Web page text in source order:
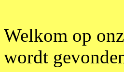
Welkom op
wordt